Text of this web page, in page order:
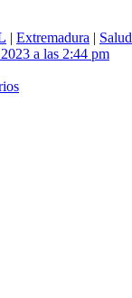
| Extremadura | Salud
a las 2:44 pm